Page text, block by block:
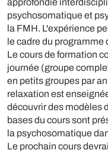
psychosomatique et
la FMH. L'expérience
le cadre du programme
Le cours de formation
journée (groupe
en petits groupes par
relaxation est
découvrir des modèles
bases du cours sont
la psychosomatique
Le prochain cours